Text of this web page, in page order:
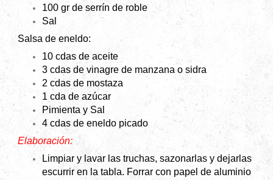
100 gr de serrín de roble
Sal
Salsa de eneldo:
10 cdas de aceite
3 cdas de vinagre de manzana o sidra
2 cdas de mostaza
1 cda de azúcar
Pimienta y Sal
4 cdas de eneldo picado
Elaboración:
Limpiar y lavar las truchas, sazonarlas y dejarlas
escurrir en la tabla. Forrar con papel de aluminio